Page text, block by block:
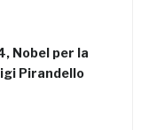
Nobel per la
Pirandello